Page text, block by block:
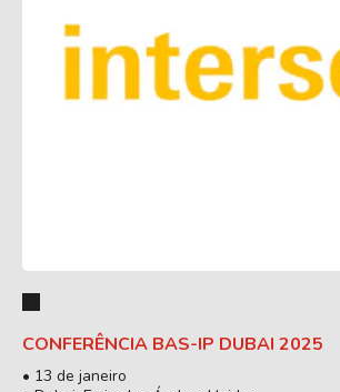
CONFERÊNCIA BAS-IP DUBAI 2025
• 13 de janeiro